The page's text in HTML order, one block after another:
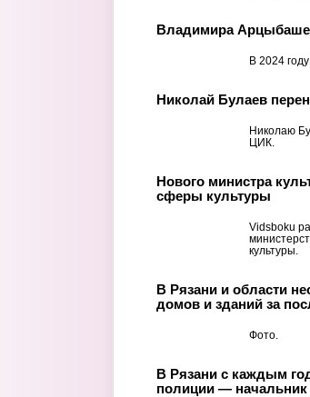
Владимира
В 2024
Николай Булаев
Николаю
ЦИК.
Нового министра
сферы культуры
Vidsboku
культуры.
В Рязани и области
домов и зданий за
Фото.
В Рязани с каждым
полиции —